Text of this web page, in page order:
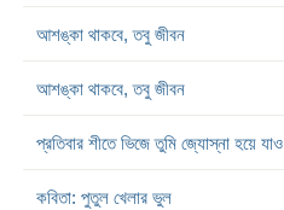
আশঙ্কা থাকবে, তবু জীবন
আশঙ্কা থাকবে, তবু জীবন
প্রতিবার শীতে ভিজে তুমি জ্যোস্না হয়ে যাও
কবিতা: পুতুল খেলার ভুল